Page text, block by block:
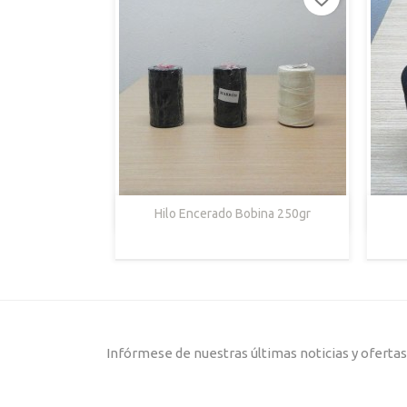
Hilo Encerado Bobina 250gr
Vista Rápida
Infórmese de nuestras últimas noticias y